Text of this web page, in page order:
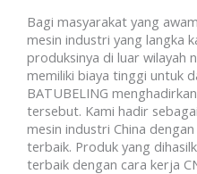
Bagi masyarakat yang
mesin industri yang langka
produksinya di luar wilayah
memiliki biaya tinggi untuk
BATUBELING
tersebut. Kami hadir
mesin industri China
terbaik. Produk yang
terbaik dengan cara kerja